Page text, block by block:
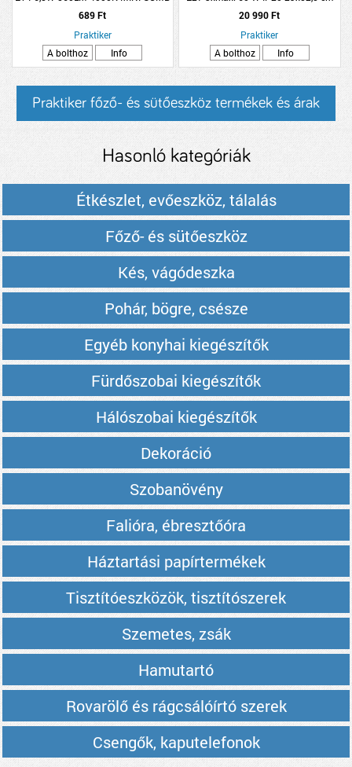
NW
689 Ft
Praktiker
A bolthoz
Info
bronz/fehér
20 990 Ft
Praktiker
A bolthoz
Info
Praktiker főző- és sütőeszköz termékek és árak
Hasonló kategóriák
Étkészlet, evőeszköz, tálalás
Főző- és sütőeszköz
Kés, vágódeszka
Pohár, bögre, csésze
Egyéb konyhai kiegészítők
Fürdőszobai kiegészítők
Hálószobai kiegészítők
Dekoráció
Szobanövény
Falióra, ébresztőóra
Háztartási papírtermékek
Tisztítóeszközök, tisztítószerek
Szemetes, zsák
Hamutartó
Rovarölő és rágcsálóírtó szerek
Csengők, kaputelefonok